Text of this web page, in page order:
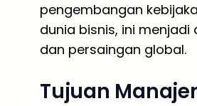
pengembangan
dunia bisnis, ini
dan persaingan global.
Tujuan